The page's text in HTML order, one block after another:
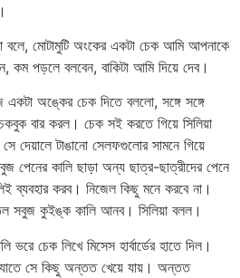
বলে, মোটামুটি অংকের একটা চেক আমি আপনাকে
কম পড়লে বলবেন, বাকিটা আমি দিয়ে দেব।
একটা অঙ্কের চেক দিতে বললো, সঙ্গে সঙ্গে
বার করল। চেক সই করতে গিয়ে সিলিয়া
দেয়ালে টাঙানো সেলফগুলোর সামনে গিয়ে
পেনের কালি ছাড়া অন্য ছাত্র-ছাত্রীদের পেনে
ব্যবহার করব। নিজেল কিছু মনে করবে না।
সবুজ কুইঙ্ক কালি আনব। সিলিয়া বলল।
চেক লিখে মিসেস হার্বার্ডের হাতে দিল।
যাতে সে কিছু অন্তত খেয়ে যায়। অন্তত